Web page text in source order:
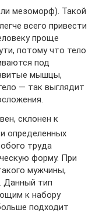
мезоморф). Такой
всего привести
проще
потому что тело
под
мышцы,
— так выглядит
склонен к
определенных
труда
форму. При
мужчины,
Данный тип
к набору
подходит